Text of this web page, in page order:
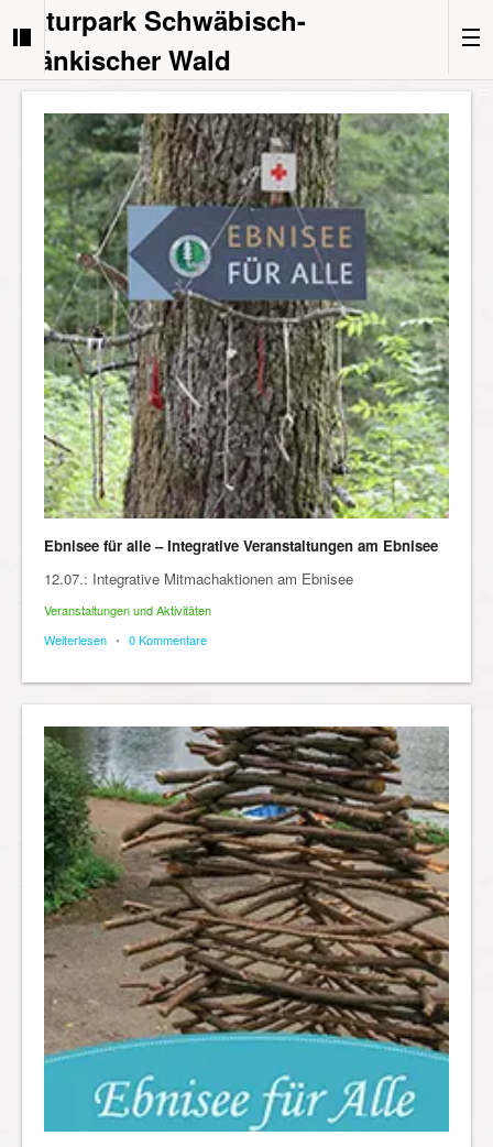
Naturpark Schwäbisch-
Fränkischer Wald
Ebnisee für alle – Integrative Veranstaltungen am Ebnisee
12.07.: Integrative Mitmachaktionen am Ebnisee
Veranstaltungen und Aktivitäten
Weiterlesen • 0 Kommentare